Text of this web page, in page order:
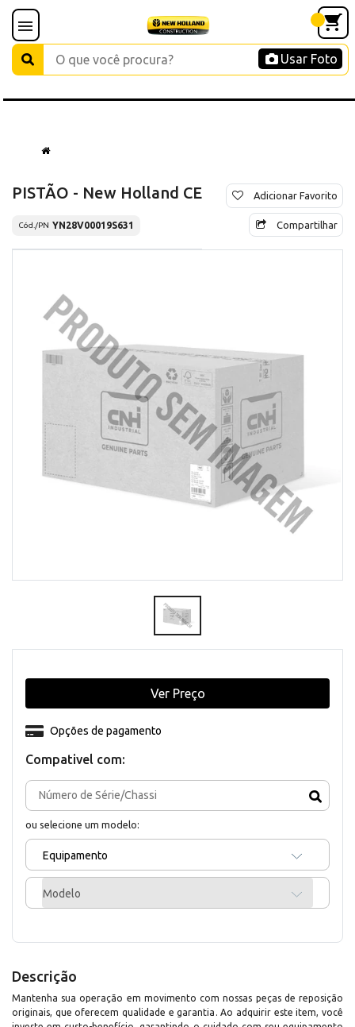
Usar Foto
PISTÃO - New Holland CE
Cód./PN YN28V00019S631
Adicionar Favorito
Compartilhar
Compativel com:
ou selecione um modelo:
Equipamento
Modelo
Opções de pagamento
Ver Preço
Descrição
Mantenha sua operação em movimento com nossas peças de reposição
originais, que oferecem qualidade e garantia. Ao adquirir este item, você